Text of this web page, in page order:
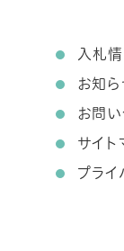
入札
お知ら
お問
サイト
プライ